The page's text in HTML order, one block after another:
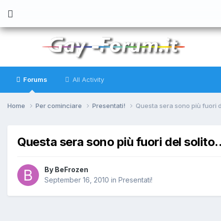
Forums All Activity
Home Per cominciare Presentati! Questa sera sono più fuori
Questa sera sono più fuori del solito..
By BeFrozen
September 16, 2010 in Presentati!